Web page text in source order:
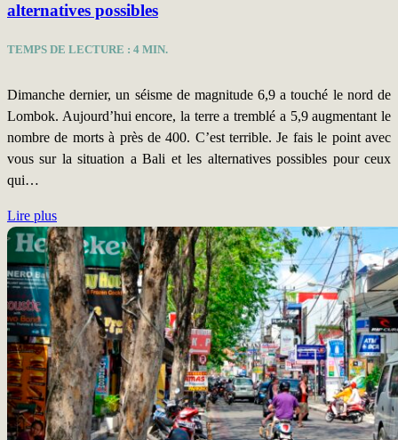
alternatives possibles
TEMPS DE LECTURE : 4 MIN.
Dimanche dernier, un séisme de magnitude 6,9 a touché le nord de
Lombok. Aujourd’hui encore, la terre a tremblé a 5,9 augmentant le
nombre de morts à près de 400. C’est terrible. Je fais le point avec
vous sur la situation a Bali et les alternatives possibles pour ceux
qui…
Lire plus